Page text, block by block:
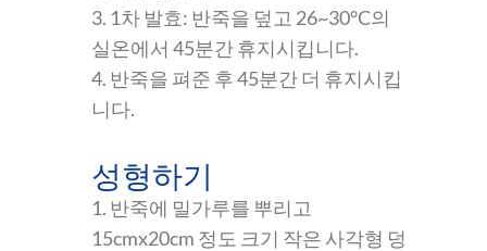
3. 1차 발효: 반죽을 덮고 26~30°C의
실온에서 45분간 휴지시킵니다.
4. 반죽을 펴준 후 45분간 더 휴지시킵
니다.
성형하기
1. 반죽에 밀가루를 뿌리고
15cmx20cm 정도 크기 작은 사각형 덩